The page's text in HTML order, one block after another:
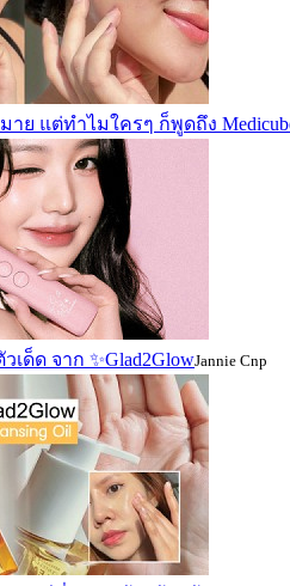
ย แต่ทำไมใครๆ ก็พูดถึง Medicube
ด็ด จาก ✨Glad2GlowJannie Cnp